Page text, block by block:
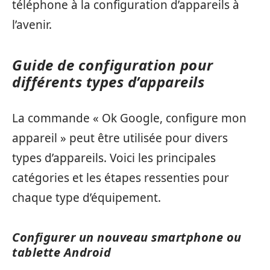
téléphone à la configuration d’appareils à
l’avenir.
Guide de configuration pour
différents types d’appareils
La commande « Ok Google, configure mon
appareil » peut être utilisée pour divers
types d’appareils. Voici les principales
catégories et les étapes ressenties pour
chaque type d’équipement.
Configurer un nouveau smartphone ou
tablette Android